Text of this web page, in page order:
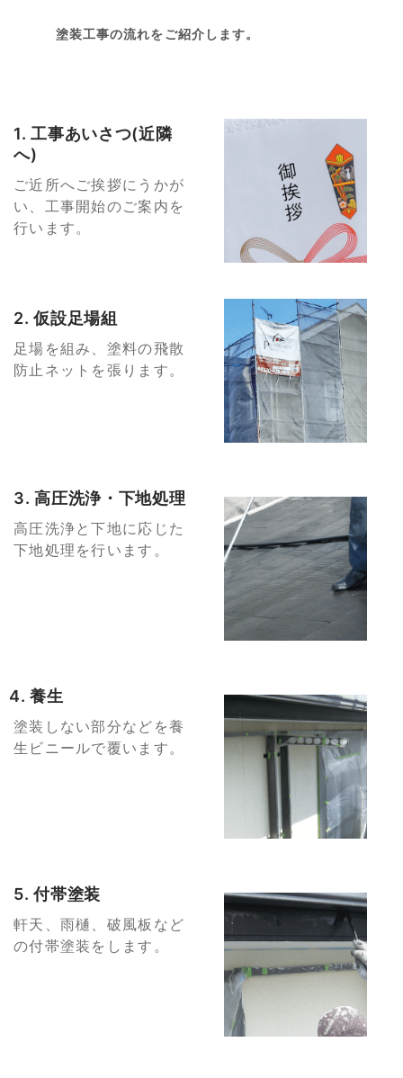
塗装工事の流れをご紹介します。
1. 工事あいさつ(近隣
へ)
ご近所へご挨拶にうかが
い、工事開始のご案内を
行います。
2. 仮設足場組
足場を組み、塗料の飛散
防止ネットを張ります。
3. 高圧洗浄・下地処理
高圧洗浄と下地に応じた
下地処理を行います。
4. 養生
塗装しない部分などを養
生ビニールで覆います。
5. 付帯塗装
軒天、雨樋、破風板など
の付帯塗装をします。